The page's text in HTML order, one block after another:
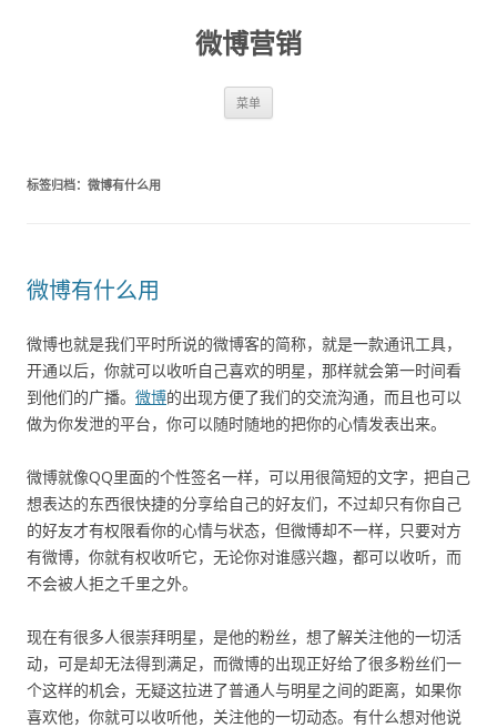
微博营销
菜单
标签归档： 微博有什么用
微博有什么用
微博也就是我们平时所说的微博客的简称，就是一款通讯工具，
开通以后，你就可以收听自己喜欢的明星，那样就会第一时间看
到他们的广播。 微博的出现方便了我们的交流沟通，而且也可以
做为你发泄的平台，你可以随时随地的把你的心情发表出来。
微博就像QQ里面的个性签名一样，可以用很简短的文字，把自己
想表达的东西很快捷的分享给自己的好友们，不过却只有你自己
的好友才有权限看你的心情与状态，但微博却不一样，只要对方
有微博，你就有权收听它，无论你对谁感兴趣，都可以收听，而
不会被人拒之千里之外。
现在有很多人很崇拜明星，是他的粉丝，想了解关注他的一切活
动，可是却无法得到满足，而微博的出现正好给了很多粉丝们一
个这样的机会，无疑这拉进了普通人与明星之间的距离，如果你
喜欢他，你就可以收听他，关注他的一切动态。有什么想对他说